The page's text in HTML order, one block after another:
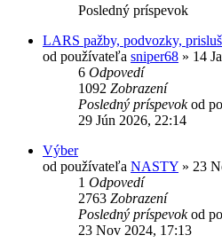
Posledný príspevok
LARS pažby, podvozky,
od používateľa sniper68 » 14
6 Odpovedí
1092 Zobrazení
Posledný príspevokod
29 Jún 2026, 22:14
Výber
od používateľa NASTY » 23
1 Odpovedí
2763 Zobrazení
Posledný príspevokod
23 Nov 2024, 17:13